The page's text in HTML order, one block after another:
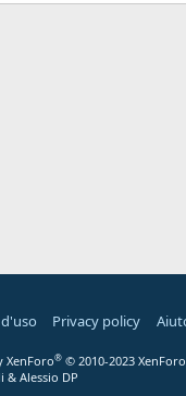
Privacy policy
XenForo® © 2010-2023
& Alessio DP